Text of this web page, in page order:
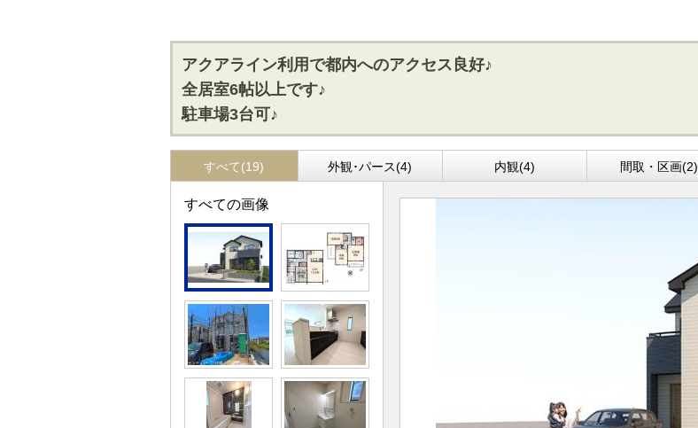
アクアライン利用で都内へのアクセス良好♪
全居室6帖以上です♪
駐車場3台可♪
すべて(19) 外観･パース(4) 内観(4) 間取・区画(2)
すべての画像